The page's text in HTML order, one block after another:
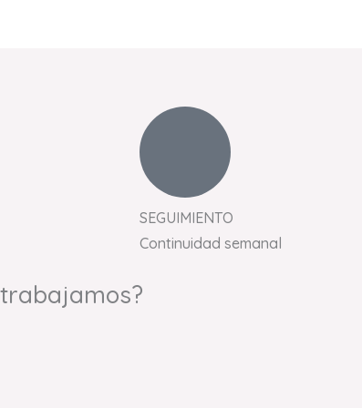
SEGUIMIENTO
Continuidad semanal